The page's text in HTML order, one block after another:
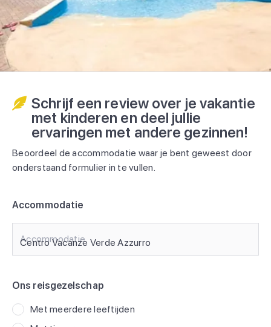
Schrijf een review over je vakantie
met kinderen en deel jullie
ervaringen met andere gezinnen!
Beoordeel de accommodatie waar je bent geweest door
onderstaand formulier in te vullen.
Accommodatie
Accommodatie
Ons reisgezelschap
Met meerdere leeftijden